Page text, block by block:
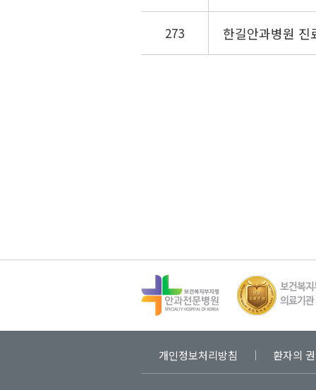
273 한길안과병원
개인정보처리방침 환자의